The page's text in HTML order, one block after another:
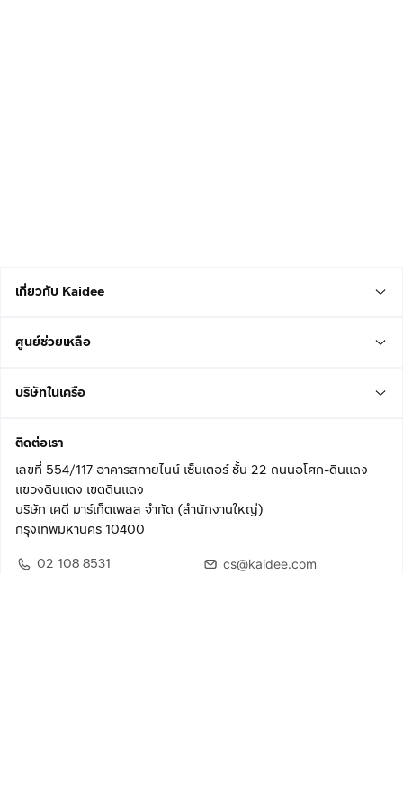
เกี่ยวกับ Kaidee
ศูนย์ช่วยเหลือ
บริษัทในเครือ
ติดต่อเรา
เลขที่ 554/117 อาคารสกายไนน์ เซ็นเตอร์ ชั้น 22 ถนนอโศก-ดินแดง
แขวงดินแดง เขตดินแดง
บริษัท เคดี มาร์เก็ตเพลส จำกัด (สำนักงานใหญ่)
กรุงเทพมหานคร 10400
02 108 8531
cs@kaidee.com